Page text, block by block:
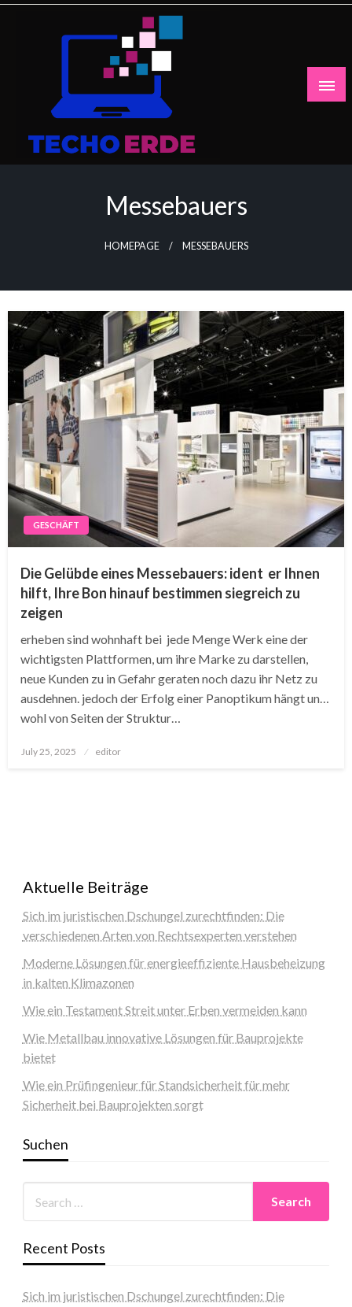
Skip
Messebauers
HOMEPAGE MESSEBAUERS
GESCHÄFT
Die Gelübde eines Messebauers: ident er Ihnen
hilft, Ihre Bon hinauf bestimmen siegreich zu
zeigen
erheben sind wohnhaft bei jede Menge Werk eine der
wichtigsten Plattformen, um ihre Marke zu darstellen,
neue Kunden zu in Gefahr geraten noch dazu ihr Netz zu
ausdehnen. jedoch der Erfolg einer Panoptikum hängt un…
wohl von Seiten der Struktur…
Posted
July 25, 2025 editor
Aktuelle Beiträge
Sich im juristischen Dschungel zurechtfinden: Die
verschiedenen Arten von Rechtsexperten verstehen
Moderne Lösungen für energieeffiziente Hausbeheizung
in kalten Klimazonen
Wie ein Testament Streit unter Erben vermeiden kann
Wie Metallbau innovative Lösungen für Bauprojekte
bietet
Wie ein Prüfingenieur für Standsicherheit für mehr
Sicherheit bei Bauprojekten sorgt
Suchen
Recent Posts
Sich im juristischen Dschungel zurechtfinden: Die